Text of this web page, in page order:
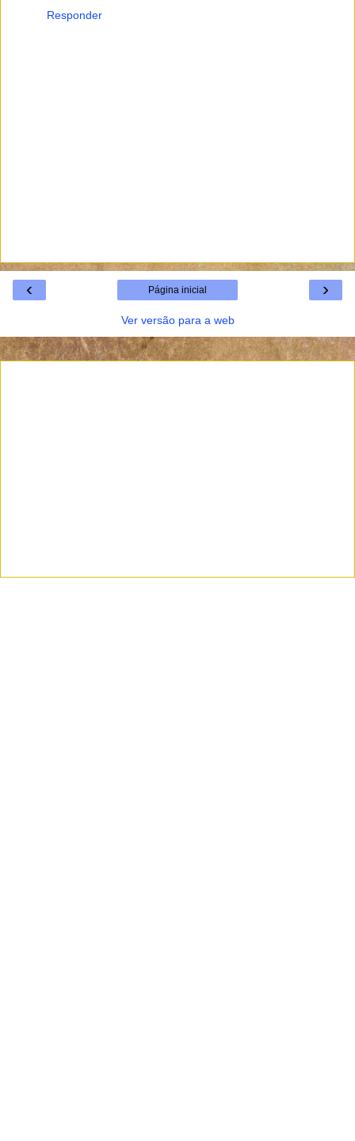
Responder
‹ ›
Página inicial
Ver versão para a web